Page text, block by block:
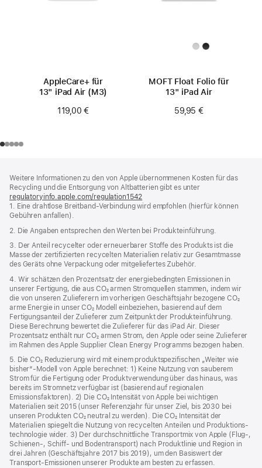
AppleCare+ für
13" iPad Air (M3)
119,00 €
MOFT Float Folio für
13" iPad Air
59,95 €
Weitere Informationen zu den von Apple übernommenen Kosten für das
Recycling und die Entsorgung von Altbatterien gibt es unter
regulatoryinfo.apple.com/regulation1542
ein
1. Eine drahtlose Breitband-Verbindung wird empfohlen (hierfür können
Gebühren anfallen).
2. Die Angaben entsprechen den Werten bei Produkteinführung.
3. Der Anteil recycelter oder erneuerbarer Stoffe des Produkts ist die
Masse der zertifizierten recycelten Materialien relativ zur Gesamtmasse
des Geräts ohne Verpackung oder mitgeliefertes Zubehör.
4. Wir schätzen den Prozentsatz der energiebedingten Emissionen in
unserer Fertigung, die aus CO₂ armen Stromquellen stammen, indem wir
die von unseren Zulieferern im vorherigen Geschäftsjahr bezogene CO₂
arme Energie in unser CO₂ Modell einbeziehen, basierend auf dem
Fertigungsanteil der Zulieferer zum Zeitpunkt der Produkt­einführung.
Diese Berechnung bewertet die Zulieferer für das iPad Air. Dieser
Prozentsatz enthält nur CO₂ armen Strom, den Apple oder seine Zulieferer
im Rahmen des Apple Supplier Clean Energy Programms bezogen haben.
5. Die CO₂ Reduzierung wird mit einem produktspezifischen „Weiter wie
bisher“-Modell von Apple berechnet: 1) Keine Nutzung von sauberem
Strom für die Fertigung oder Produktverwendung über das hinaus, was
bereits im Stromnetz verfügbar ist (basierend auf regionalen
Emissionsfaktoren). 2) Die CO₂ Intensität von Apple bei wichtigen
Materialien seit 2015 (unser Referenzjahr für unser Ziel, bis 2030 bei
unseren Produkten CO₂ neutral zu werden). Die CO₂ Intensität der
Materialien spiegelt die Nutzung von recycelten Anteilen und Produktions­
technologie wider. 3) Der durchschnittliche Transportmix von Apple (Flug‑,
Schienen‑, Schiff‑ und Bodentransport) nach Produktlinie und Region in
drei Jahren (Geschäftsjahre 2017 bis 2019), um den Basiswert der
Transport-Emissionen unserer Produkte am besten zu erfassen.